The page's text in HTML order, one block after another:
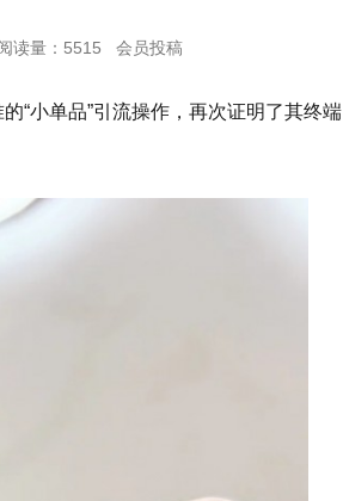
读量：5515 会员投稿
“小单品”引流操作，再次证明了其终端